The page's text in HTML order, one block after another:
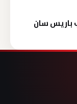
باريس سان